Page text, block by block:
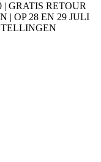
GRATIS RETOUR
| OP 28 EN 29 JULI